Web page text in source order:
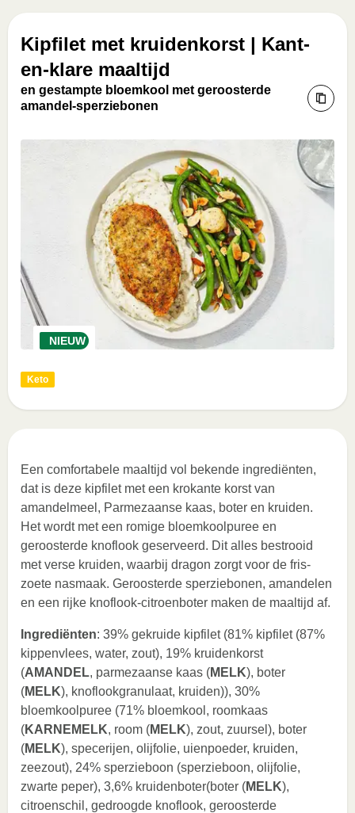
Kipfilet met kruidenkorst | Kant-
en-klare maaltijd
en gestampte bloemkool met geroosterde
amandel-sperziebonen
NIEUW
Keto
Een comfortabele maaltijd vol bekende ingrediënten,
dat is deze kipfilet met een krokante korst van
amandelmeel, Parmezaanse kaas, boter en kruiden.
Het wordt met een romige bloemkoolpuree en
geroosterde knoflook geserveerd. Dit alles bestrooid
met verse kruiden, waarbij dragon zorgt voor de fris-
zoete nasmaak. Geroosterde sperziebonen, amandelen
en een rijke knoflook-citroenboter maken de maaltijd af.
Ingrediënten: 39% gekruide kipfilet (81% kipfilet (87%
kippenvlees, water, zout), 19% kruidenkorst
(AMANDEL, parmezaanse kaas (MELK), boter
(MELK), knoflookgranulaat, kruiden)), 30%
bloemkoolpuree (71% bloemkool, roomkaas
(KARNEMELK, room (MELK), zout, zuursel), boter
(MELK), specerijen, olijfolie, uienpoeder, kruiden,
zeezout), 24% sperzieboon (sperzieboon, olijfolie,
zwarte peper), 3,6% kruidenboter(boter (MELK),
citroenschil, gedroogde knoflook, geroosterde